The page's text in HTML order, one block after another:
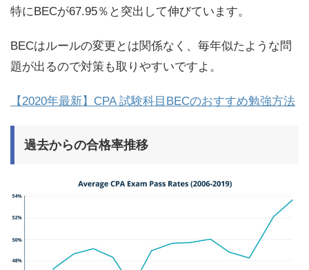
特にBECが67.95％と突出して伸びています。
BECはルールの変更とは関係なく、毎年似たような問
題が出るので対策も取りやすいですよ。
【2020年最新】CPA 試験科目BECのおすすめ勉強方法
過去からの合格率推移